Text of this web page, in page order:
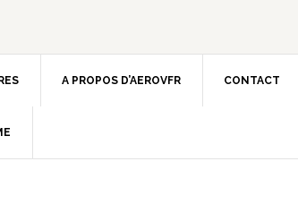
A PROPOS D’AEROVFR CONTACT